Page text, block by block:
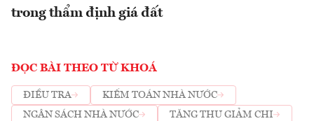
trong thẩm định giá đất
ĐỌC BÀI THEO TỪ KHOÁ
ĐIỀU TRA
KIỂM TOÁN NHÀ NƯỚC
NGÂN SÁCH NHÀ NƯỚC
TĂNG THU GIẢM CHI